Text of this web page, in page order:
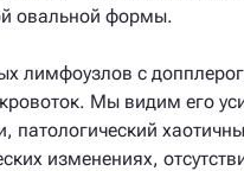
овальной формы.
лимфоузлов с
Мы видим его
патологический
изменениях,